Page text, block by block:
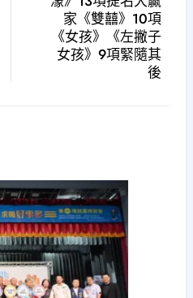
家《雙囍》10項
《女孩》《左撇子
女孩》9項緊隨其
後